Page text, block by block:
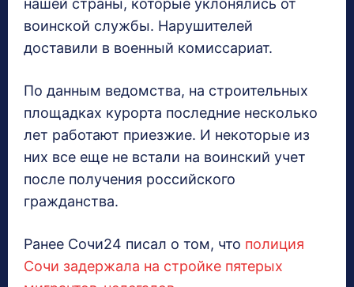
нашей страны, которые уклонялись от
воинской службы. Нарушителей
доставили в военный комиссариат.
По данным ведомства, на строительных
площадках курорта последние несколько
лет работают приезжие. И некоторые из
них все еще не встали на воинский учет
после получения российского
гражданства.
Ранее Сочи24 писал о том, что полиция
Сочи задержала на стройке пятерых